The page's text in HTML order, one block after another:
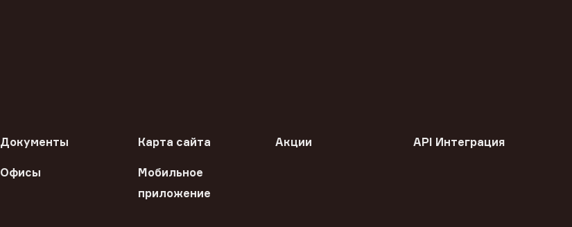
Документы Карта сайта Акции API Интеграция
Офисы
Мобильное
приложение